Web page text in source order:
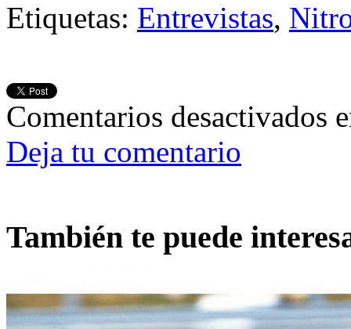
Etiquetas: Entrevistas,
Comentarios desactivados
Deja tu comentario
También te puede